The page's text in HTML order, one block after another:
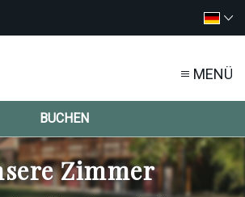
MENÜ
BUCHEN
Zimmer